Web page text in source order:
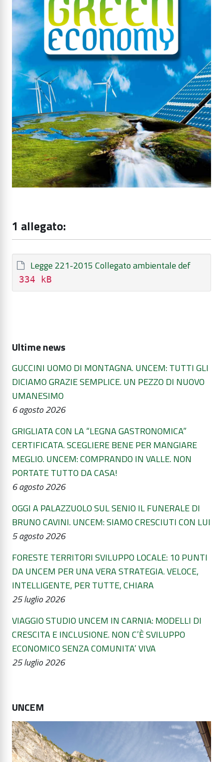
1 allegato:
Legge 221-2015 Collegato ambientale def
334 kB
Ultime news
GUCCINI UOMO DI MONTAGNA. UNCEM: TUTTI GLI
DICIAMO GRAZIE SEMPLICE. UN PEZZO DI NUOVO
UMANESIMO
6 agosto 2026
GRIGLIATA CON LA “LEGNA GASTRONOMICA”
CERTIFICATA. SCEGLIERE BENE PER MANGIARE
MEGLIO. UNCEM: COMPRANDO IN VALLE. NON
PORTATE TUTTO DA CASA!
6 agosto 2026
OGGI A PALAZZUOLO SUL SENIO IL FUNERALE DI
BRUNO CAVINI. UNCEM: SIAMO CRESCIUTI CON LUI
5 agosto 2026
FORESTE TERRITORI SVILUPPO LOCALE: 10 PUNTI
DA UNCEM PER UNA VERA STRATEGIA. VELOCE,
INTELLIGENTE, PER TUTTE, CHIARA
25 luglio 2026
VIAGGIO STUDIO UNCEM IN CARNIA: MODELLI DI
CRESCITA E INCLUSIONE. NON C’È SVILUPPO
ECONOMICO SENZA COMUNITA’ VIVA
25 luglio 2026
UNCEM